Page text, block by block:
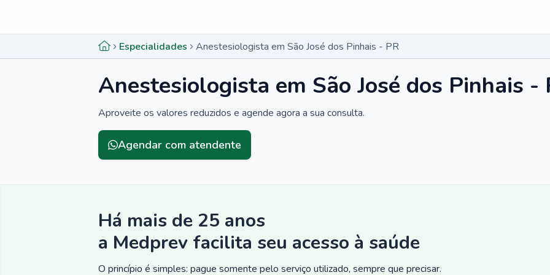
Especialidades Anestesiologista em São José dos Pinhais - PR
Anestesiologista em São José dos Pinhais -
Aproveite os valores reduzidos e agende agora a sua consulta.
Agendar com atendente
Há mais de 25 anos
a Medprev facilita seu acesso à saúde
O princípio é simples: pague somente pelo serviço utilizado, sempre que precisar.